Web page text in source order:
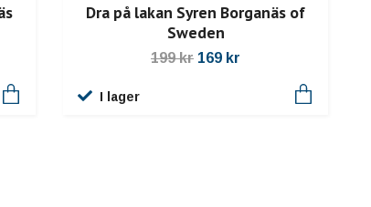
Dra på lakan Syren Borganäs of
Sweden
199 kr 169 kr
I lager